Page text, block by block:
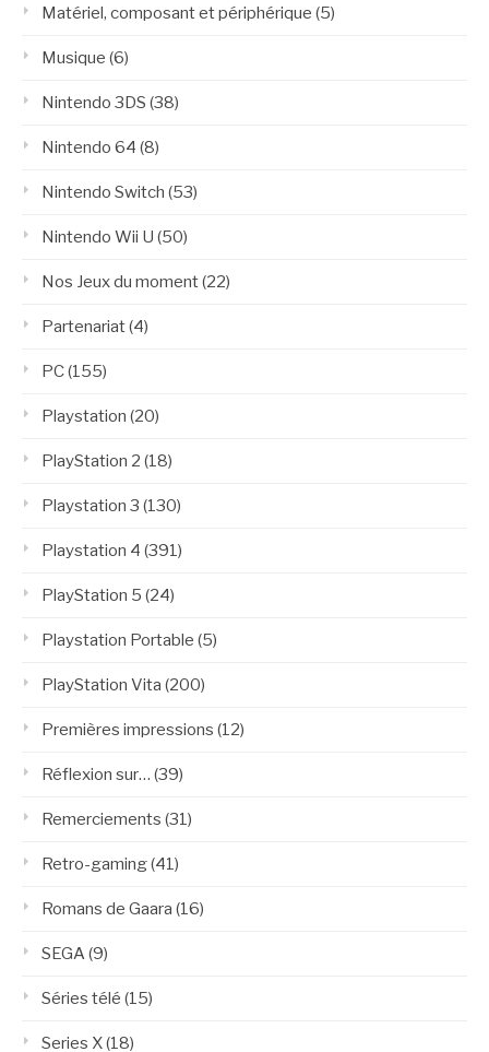
Matériel, composant et périphérique (5)
Musique (6)
Nintendo 3DS (38)
Nintendo 64 (8)
Nintendo Switch (53)
Nintendo Wii U (50)
Nos Jeux du moment(22)
Partenariat(4)
PC(155)
Playstation (20)
PlayStation 2 (18)
Playstation 3 (130)
Playstation 4 (391)
PlayStation 5 (24)
Playstation Portable (5)
PlayStation Vita (200)
Premières impressions (12)
Réflexion sur… (39)
Remerciements (31)
Retro-gaming(41)
Romans de Gaara (16)
SEGA(9)
Séries télé (15)
Series X(18)